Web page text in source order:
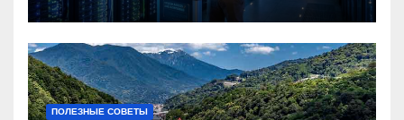
ПОЛЕЗНЫЕ СОВЕТЫ